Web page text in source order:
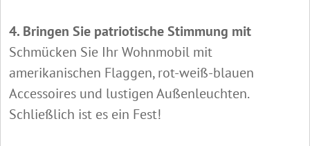
4. Bringen Sie patriotische Stimmung mit
Schmücken Sie Ihr Wohnmobil mit
amerikanischen Flaggen, rot-weiß-blauen
Accessoires und lustigen Außenleuchten.
Schließlich ist es ein Fest!